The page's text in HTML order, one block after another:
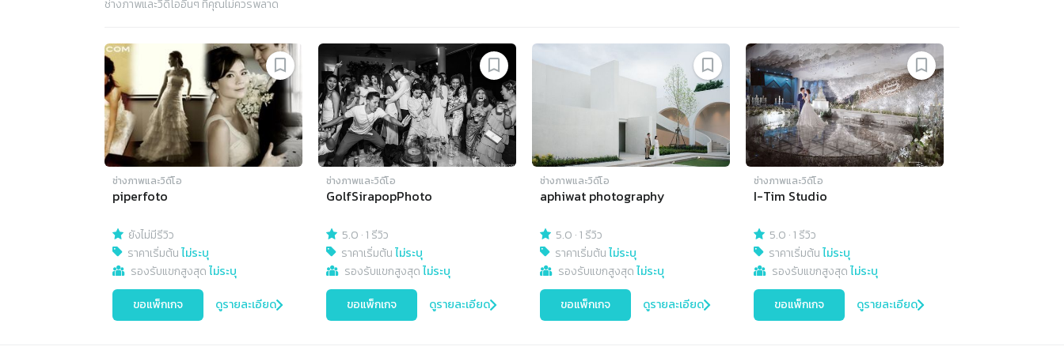
ช่างภาพและวิดีโออื่นๆ ที่คุณไม่ควรพลาด
ช่างภาพและวิดีโอ
piperfoto
ยังไม่มีรีวิว
ราคาเริ่มต้นไม่ระบุ
รองรับแขกสูงสุดไม่ระบุ
ขอแพ็กเกจ ดูรายละเอียด
ช่างภาพและวิดีโอ
GolfSirapopPhoto
5.0 ·1 รีวิว
ราคาเริ่มต้นไม่ระบุ
รองรับแขกสูงสุดไม่ระบุ
ขอแพ็กเกจ ดูรายละเอียด
ช่างภาพและวิดีโอ
aphiwat photography
5.0 ·1 รีวิว
ราคาเริ่มต้นไม่ระบุ
รองรับแขกสูงสุดไม่ระบุ
ขอแพ็กเกจ ดูรายละเอียด
ช่างภาพและวิดีโอ
I-Tim Studio
5.0 ·1 รีวิว
ราคาเริ่มต้นไม่ระบุ
รองรับแขกสูงสุดไม่ระบุ
ขอแพ็กเกจ ดูรายละเอียด